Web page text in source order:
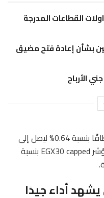
من قيم تداولات القطاعات المدرجة
بشأن إعادة فتح مضيق
الأرباح
كما ارتفع مؤشر EGX100 الأوسع نطاقًا بنسبة 0.64% ليصل إلى
مستوى 9661.9 نقطة، بينما صعد مؤشر EGX30 capped بنسبة
أداء جيدًا